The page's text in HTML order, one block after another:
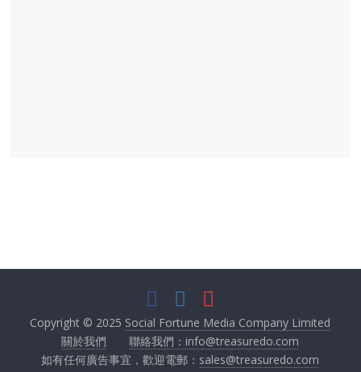
Copyright © 2025 Social Fortune Media Company Limited
關於我們
聯絡我們：info@treasuredo.com
如有任何廣告事宜，歡迎電郵： sales@treasuredo.com